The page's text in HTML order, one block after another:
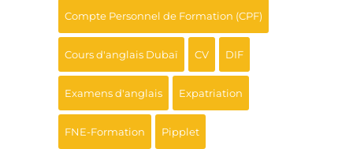
Compte Personnel de Formation (CPF)
Cours d'anglais Dubaï CV DIF
Examens d'anglais Expatriation
FNE-Formation Pipplet